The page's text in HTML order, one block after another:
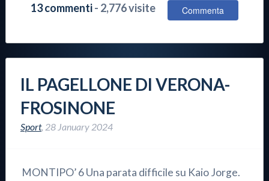
13 commenti- 2,776 visite Commenta
IL PAGELLONE DI VERONA-
FROSINONE
Sport, 28 January 2024
MONTIPO’ 6 Una parata difficile su Kaio Jorge.